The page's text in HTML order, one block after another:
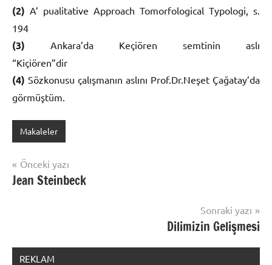
(2) A’ pualitative Approach Tomorfological Typologi, s.
194
(3) Ankara’da Keçiören semtinin aslı
(4) Sözkonusu çalışmanın aslını Prof.Dr.Neşet Çağatay’da
görmüştüm.
Makaleler
Yazı
gezinmesi
Önceki yazı
Jean Steinbeck
Sonraki yazı
Dilimizin Gelişmesi
REKLAM